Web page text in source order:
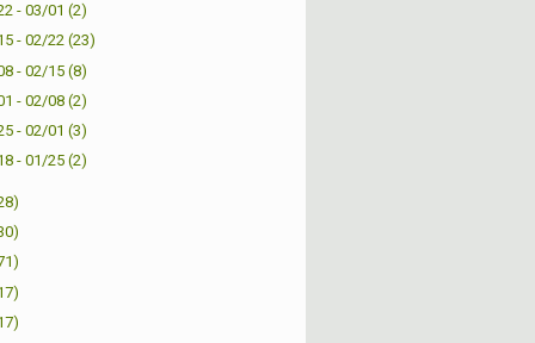
- 03/01 (2)
- 02/22 (23)
- 02/15 (8)
- 02/08 (2)
- 02/01 (3)
- 01/25 (2)